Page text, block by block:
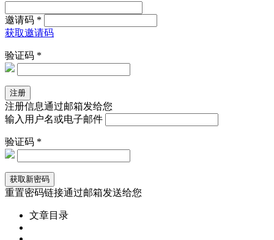
邀请码 *
获取邀请码
验证码 *
注册信息通过邮箱发给您
输入用户名或电子邮件
验证码 *
重置密码链接通过邮箱发送给您
文章目录